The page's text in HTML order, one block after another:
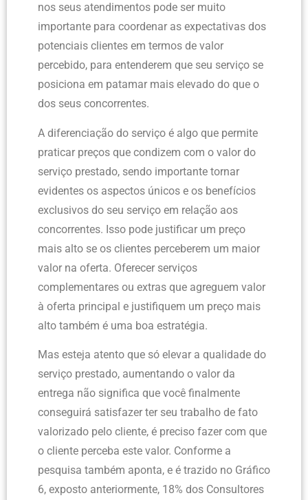
nos seus atendimentos pode ser muito
importante para coordenar as expectativas dos
potenciais clientes em termos de valor
percebido, para entenderem que seu serviço se
posiciona em patamar mais elevado do que o
dos seus concorrentes.
A diferenciação do serviço é algo que permite
praticar preços que condizem com o valor do
serviço prestado, sendo importante tornar
evidentes os aspectos únicos e os benefícios
exclusivos do seu serviço em relação aos
concorrentes. Isso pode justificar um preço
mais alto se os clientes perceberem um maior
valor na oferta. Oferecer serviços
complementares ou extras que agreguem valor
à oferta principal e justifiquem um preço mais
alto também é uma boa estratégia.
Mas esteja atento que só elevar a qualidade do
serviço prestado, aumentando o valor da
entrega não significa que você finalmente
conseguirá satisfazer ter seu trabalho de fato
valorizado pelo cliente, é preciso fazer com que
o cliente perceba este valor. Conforme a
pesquisa também aponta, e é trazido no Gráfico
6, exposto anteriormente, 18% dos Consultores